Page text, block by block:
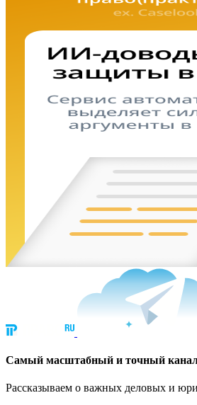
Cамый масштабный и точный
Рассказываем о важных деловых и